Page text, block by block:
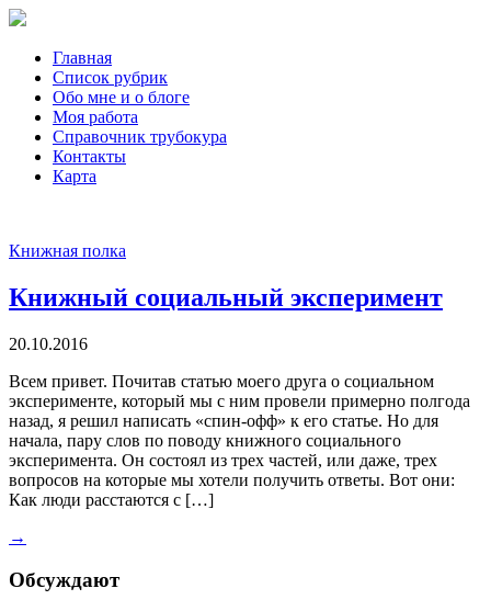
Главная
Список рубрик
Обо мне и о блоге
Моя работа
Справочник трубокура
Контакты
Карта
Книжная полка
Книжный социальный эксперимент
20.10.2016
Всем привет. Почитав статью моего друга о социальном
эксперименте, который мы с ним провели примерно полгода
назад, я решил написать «спин-офф» к его статье. Но для
начала, пару слов по поводу книжного социального
эксперимента. Он состоял из трех частей, или даже, трех
вопросов на которые мы хотели получить ответы. Вот они:
Как люди расстаются с […]
→
Обсуждают